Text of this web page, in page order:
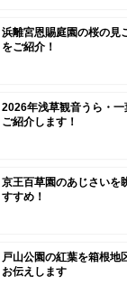
浜離宮恩賜庭園の桜の見
をご紹介！
2026年浅草観音うら・
ご紹介します！
京王百草園のあじさいを
すすめ！
戸山公園の紅葉を箱根地
お伝えします